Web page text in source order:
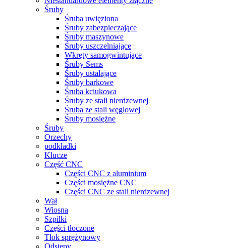
Śruby
Śruba uwięziona
Śruby zabezpieczające
Śruby maszynowe
Śruby uszczelniające
Wkręty samogwintujące
Śruby Sems
Śruby ustalające
Śruby barkowe
Śruba kciukowa
Śruby ze stali nierdzewnej
Śruba ze stali węglowej
Śruby mosiężne
Śruby
Orzechy
podkładki
Klucze
Część CNC
Części CNC z aluminium
Części mosiężne CNC
Części CNC ze stali nierdzewnej
Wał
Wiosna
Szpilki
Części tłoczone
Tłok sprężynowy
Odstępy